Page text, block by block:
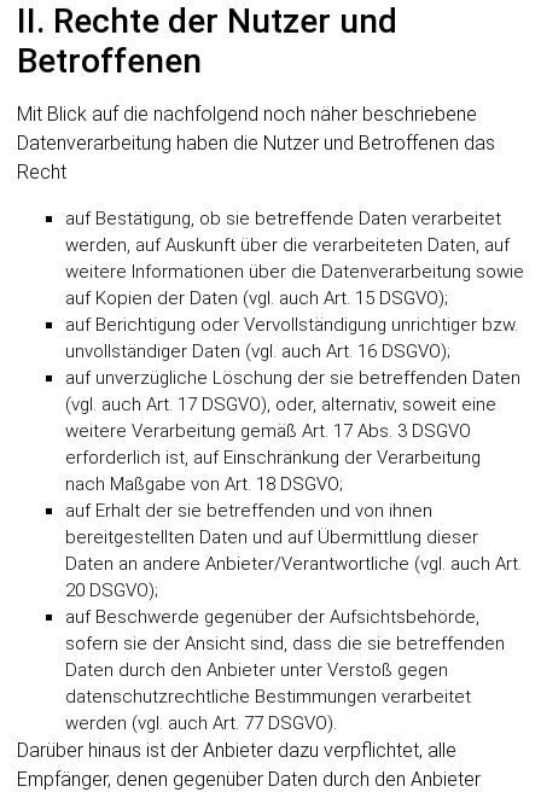
II. Rechte der Nutzer und
Betroffenen
Mit Blick auf die nachfolgend noch näher beschriebene
Datenverarbeitung haben die Nutzer und Betroffenen das
Recht
auf Bestätigung, ob sie betreffende Daten verarbeitet
werden, auf Auskunft über die verarbeiteten Daten, auf
weitere Informationen über die Datenverarbeitung sowie
auf Kopien der Daten (vgl. auch Art. 15 DSGVO);
auf Berichtigung oder Vervollständigung unrichtiger bzw.
unvollständiger Daten (vgl. auch Art. 16 DSGVO);
auf unverzügliche Löschung der sie betreffenden Daten
(vgl. auch Art. 17 DSGVO), oder, alternativ, soweit eine
weitere Verarbeitung gemäß Art. 17 Abs. 3 DSGVO
erforderlich ist, auf Einschränkung der Verarbeitung
nach Maßgabe von Art. 18 DSGVO;
auf Erhalt der sie betreffenden und von ihnen
bereitgestellten Daten und auf Übermittlung dieser
Daten an andere Anbieter/Verantwortliche (vgl. auch Art.
20 DSGVO);
auf Beschwerde gegenüber der Aufsichtsbehörde,
sofern sie der Ansicht sind, dass die sie betreffenden
Daten durch den Anbieter unter Verstoß gegen
datenschutzrechtliche Bestimmungen verarbeitet
werden (vgl. auch Art. 77 DSGVO).
Darüber hinaus ist der Anbieter dazu verpflichtet, alle
Empfänger, denen gegenüber Daten durch den Anbieter